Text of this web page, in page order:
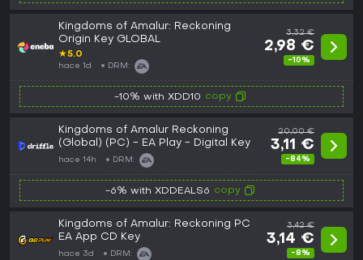
Kingdoms of Amalur: Reckoning
Origin Key GLOBAL
★5.0
hace 1d DRM:
3,32 €
2,98 €
-10%
-10% with XDD10 copy
Kingdoms of Amalur Reckoning
(Global) (PC) - EA Play - Digital Key
hace 14h DRM:
20,00 €
3,11 €
-84%
-6% with XDDEALS6 copy
Kingdoms of Amalur: Reckoning PC
EA App CD Key
hace 3d DRM:
3,42 €
3,14 €
-8%